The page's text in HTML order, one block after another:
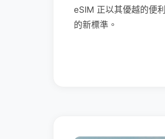
eSIM 正以其優越的便
的新標準。